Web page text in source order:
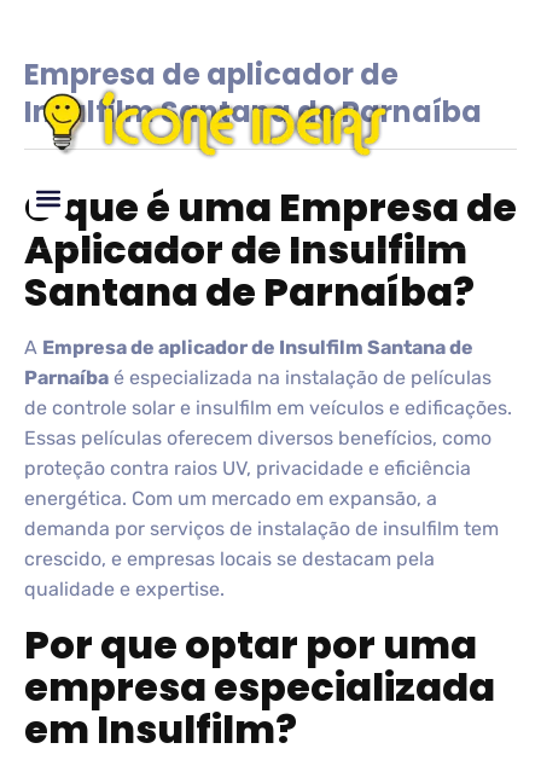
Empresa de aplicador de
Insulfilm Santana de Parnaíba
O que é uma Empresa de
Aplicador de Insulfilm
Santana de Parnaíba?
A Empresa de aplicador de Insulfilm Santana de
Parnaíba é especializada na instalação de películas
de controle solar e insulfilm em veículos e edificações.
Essas películas oferecem diversos benefícios, como
proteção contra raios UV, privacidade e eficiência
energética. Com um mercado em expansão, a
demanda por serviços de instalação de insulfilm tem
crescido, e empresas locais se destacam pela
qualidade e expertise.
Por que optar por uma
empresa especializada
em Insulfilm?